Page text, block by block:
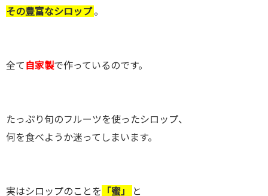
その豊富なシロップ。
全て 自家製で作っているのです。
たっぷり旬のフルーツを使ったシロップ、
何を食べようか迷ってしまいます。
実はシロップのことを 「蜜」
と